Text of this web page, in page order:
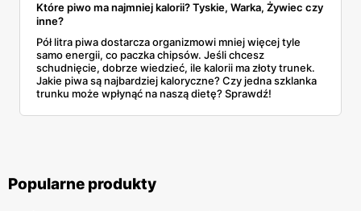
Które piwo ma najmniej kalorii? Tyskie, Warka, Żywiec czy
inne?
Pół litra piwa dostarcza organizmowi mniej więcej tyle
samo energii, co paczka chipsów. Jeśli chcesz
schudnięcie, dobrze wiedzieć, ile kalorii ma złoty trunek.
Jakie piwa są najbardziej kaloryczne? Czy jedna szklanka
trunku może wpłynąć na naszą dietę? Sprawdź!
Popularne produkty